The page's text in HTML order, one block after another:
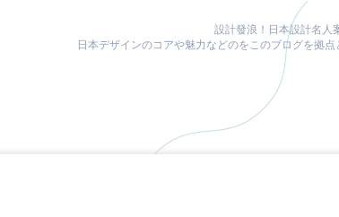
設計發浪！日本設計名人
日本デザインのコアや魅力などのをこのブログを拠